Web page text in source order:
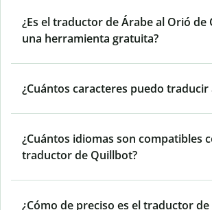
¿Es el traductor de Árabe al Orió de
una herramienta gratuita?
¿Cuántos caracteres puedo traducir
¿Cuántos idiomas son compatibles
traductor de Quillbot?
¿Cómo de preciso es el traductor